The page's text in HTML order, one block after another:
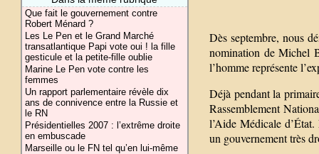
Que fait le gouvernement contre
Robert Ménard ?
Les Le Pen et le Grand Marché
transatlantique Papi vote oui ! la fille
gesticule et la petite-fille oublie
Marine Le Pen vote contre les
femmes
Un rapport parlementaire révèle dix
ans de connivence entre la Russie et
le RN
Présidentielles 2007 : l’extrême droite
en embuscade
Marseille ou le FN tel qu’en lui-même
Dès septembre, nous
nomination de Michel
l’homme représente
Déjà pendant la
Rassemblement
l’Aide Médicale
un gouvernement très